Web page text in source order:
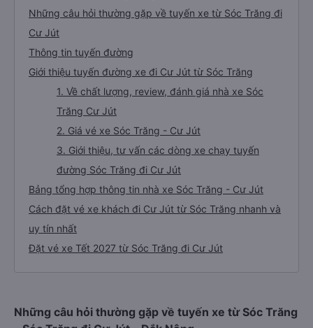
Những câu hỏi thường gặp về tuyến xe từ Sóc Trăng đi
Cư Jút
Thông tin tuyến đường
Giới thiệu tuyến đường xe đi Cư Jút từ Sóc Trăng
1. Về chất lượng, review, đánh giá nhà xe Sóc
Trăng Cư Jút
2. Giá vé xe Sóc Trăng - Cư Jút
3. Giới thiệu, tư vấn các dòng xe chạy tuyến
đường Sóc Trăng đi Cư Jút
Bảng tổng hợp thông tin nhà xe Sóc Trăng - Cư Jút
Cách đặt vé xe khách đi Cư Jút từ Sóc Trăng nhanh và
uy tín nhất
Đặt vé xe Tết 2027 từ Sóc Trăng đi Cư Jút
Những câu hỏi thường gặp về tuyến xe từ Sóc Trăng